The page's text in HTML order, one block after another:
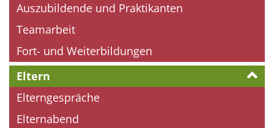
Auszubildende und Praktikanten
Teamarbeit
Fort- und Weiterbildungen
Eltern
Elterngespräche
Elternabend